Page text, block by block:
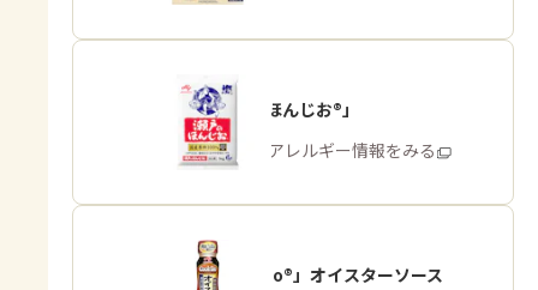
「瀬戸のほんじお®」
商品・アレルギー情報をみる
「Cook Do®」オイスターソース